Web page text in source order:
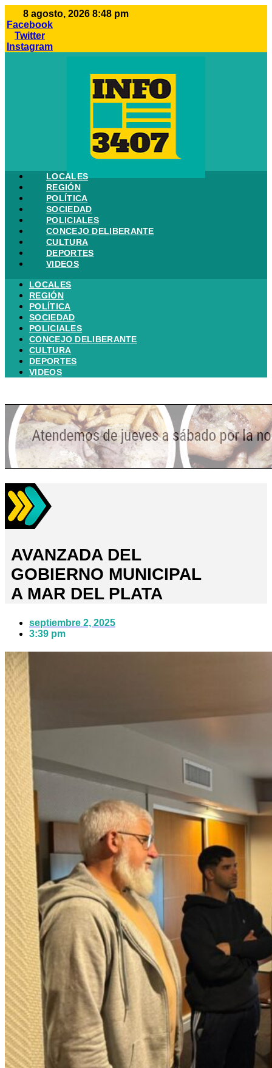
al
contenido
8 agosto, 2026 8:48 pm
Facebook
Twitter
Instagram
LOCALES
REGIÓN
POLÍTICA
SOCIEDAD
POLICIALES
CONCEJO DELIBERANTE
CULTURA
DEPORTES
VIDEOS
LOCALES
REGIÓN
POLÍTICA
SOCIEDAD
POLICIALES
CONCEJO DELIBERANTE
CULTURA
DEPORTES
VIDEOS
AVANZADA DEL
GOBIERNO MUNICIPAL
A MAR DEL PLATA
septiembre 2, 2025
3:39 pm